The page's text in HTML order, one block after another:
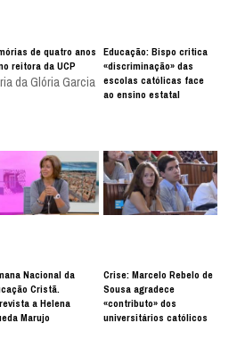
de quatro anos
reitora da UCP
da Glória Garcia
Educação: Bispo critica
«discriminação» das
escolas católicas face
ao ensino estatal
Nacional da
Cristã.
a Helena
Marujo
Crise: Marcelo Rebelo de
Sousa agradece
«contributo» dos
universitários católicos